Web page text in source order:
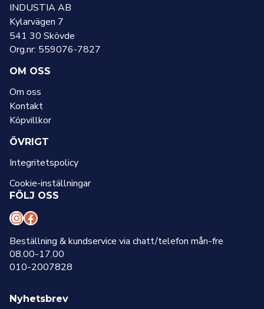
INDUSTIA AB
Kylarvägen 7
541 30 Skövde
Org.nr: 559076-7827
OM OSS
Om oss
Kontakt
Köpvillkor
ÖVRIGT
Integritetspolicy
Cookie-inställningar
FÖLJ OSS
I
n
s
t
a
F
a
c
e
b
Beställning & kundservice via chatt/telefon mån-fre
08.00-17.00
010-2007828
Nyhetsbrev